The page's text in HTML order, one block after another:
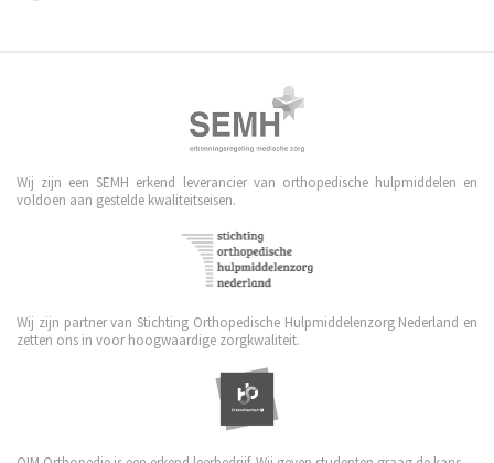
Wij zijn een SEMH erkend leverancier van orthopedische hulpmiddelen en
voldoen aan gestelde kwaliteitseisen.
Wij zijn partner van Stichting Orthopedische Hulpmiddelenzorg Nederland en
zetten ons in voor hoogwaardige zorgkwaliteit.